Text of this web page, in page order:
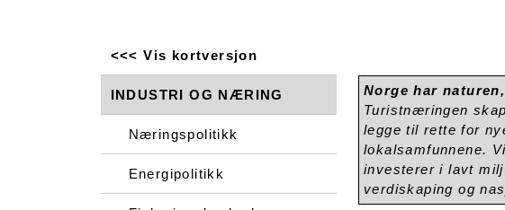
Norge har
Turistnæringen
legge til rette for
lokalsamfunnene.
investerer i lavt
verdiskaping og
<<< Vis kortversjon
INDUSTRI OG NÆRING
Næringspolitikk
Energipolitikk